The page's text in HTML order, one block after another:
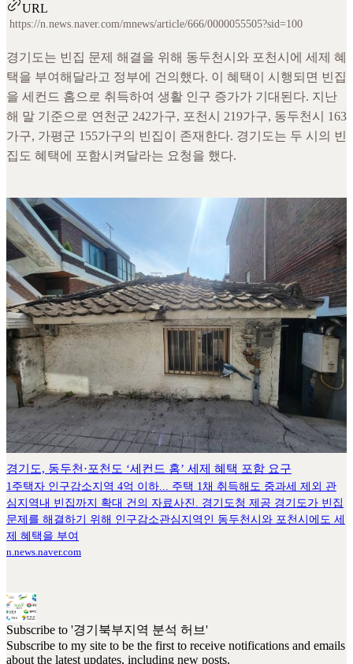
URL
https://n.news.naver.com/mnews/article/666/0000055505?sid=100
경기도는 빈집 문제 해결을 위해 동두천시와 포천시에 세제 혜
택을 부여해달라고 정부에 건의했다. 이 혜택이 시행되면 빈집
을 세컨드 홈으로 취득하여 생활 인구 증가가 기대된다. 지난
해 말 기준으로 연천군 242가구, 포천시 219가구, 동두천시 163
가구, 가평군 155가구의 빈집이 존재한다. 경기도는 두 시의 빈
집도 혜택에 포함시켜달라는 요청을 했다.
경기도, 동두천·포천도 ‘세컨드 홈’ 세제 혜택 포함 요구
1주택자 인구감소지역 4억 이하... 주택 1채 취득해도 중과세 제외 관
심지역내 빈집까지 확대 건의 자료사진. 경기도청 제공 경기도가 빈집
문제를 해결하기 위해 인구감소관심지역인 동두천시와 포천시에도 세
제 혜택을 부여
n.news.naver.com
Subscribe to '경기북부지역 분석 허브'
Subscribe to my site to be the first to receive notifications and emails
about the latest updates, including new posts.